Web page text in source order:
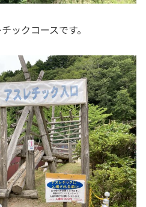
ックコースです。